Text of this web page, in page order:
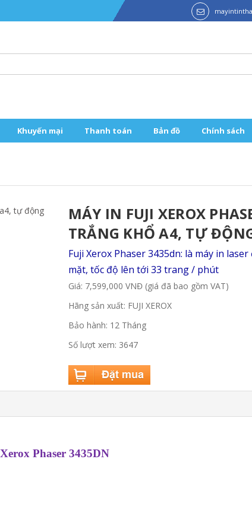
Khuyến mại Thanh toán Bản đồ Chính sách
MÁY IN FUJI XEROX
TRẮNG KHỔ A4, TỰ
Fuji Xerox Phaser 3435dn: là máy in
mặt, tốc độ lên tới 33 trang / phút
Giá: 7,599,000 VNĐ (giá đã bao gồm VAT)
Hãng sản xuất: FUJI XEROX
Bảo hành: 12 Tháng
Số lượt xem: 3647
Phaser 3435DN